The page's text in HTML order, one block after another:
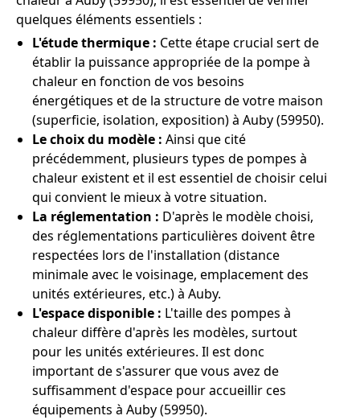
quelques éléments essentiels :
L'étude thermique : Cette étape crucial sert de
établir la puissance appropriée de la pompe à
chaleur en fonction de vos besoins
énergétiques et de la structure de votre maison
(superficie, isolation, exposition) à Auby (59950).
Le choix du modèle : Ainsi que cité
précédemment, plusieurs types de pompes à
chaleur existent et il est essentiel de choisir celui
qui convient le mieux à votre situation.
La réglementation : D'après le modèle choisi,
des réglementations particulières doivent être
respectées lors de l'installation (distance
minimale avec le voisinage, emplacement des
unités extérieures, etc.) à Auby.
L'espace disponible : L'taille des pompes à
chaleur diffère d'après les modèles, surtout
pour les unités extérieures. Il est donc
important de s'assurer que vous avez de
suffisamment d'espace pour accueillir ces
équipements à Auby (59950).